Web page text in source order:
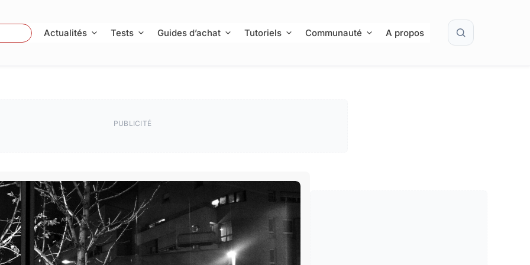
Actualités Tests Guides d’achat Tutoriels Communauté A propos Rechercher
PUBLICITÉ